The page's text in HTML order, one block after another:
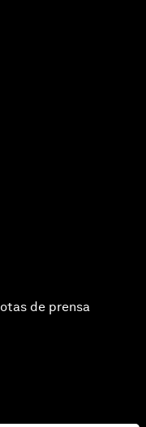
de prensa